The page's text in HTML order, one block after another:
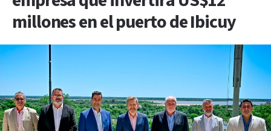
millones en el puerto de Ibicuy